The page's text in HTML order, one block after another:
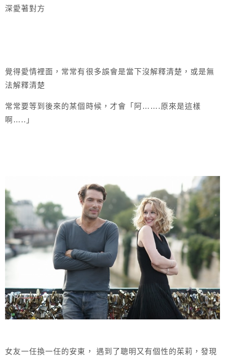
深愛著對方
覺得愛情裡面，常常有很多誤會是當下沒解釋清楚，或是無
法解釋清楚
常常要等到後來的某個時候，才會「阿…….原來是這樣
啊…..」
女友一任換一任的安東， 遇到了聰明又有個性的茱莉，發現